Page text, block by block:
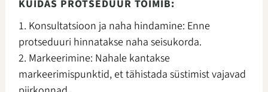
KUIDAS PROTSEDUUR TOIMIB:
1. Konsultatsioon ja naha hindamine: Enne
protseduuri hinnatakse naha seisukorda.
2. Markeerimine: Nahale kantakse
markeerimispunktid, ettähistada süstimistvajavad